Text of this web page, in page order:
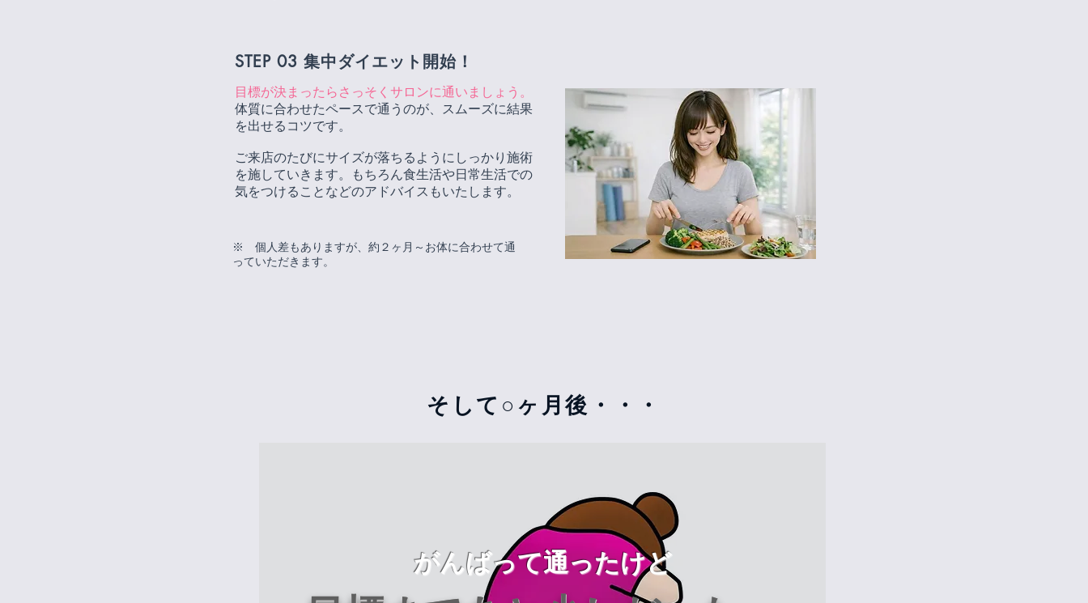
STEP 03 集中ダイエット開始！
目標が決まったらさっそくサロンに通いましょう。
​体質に合わせたペースで通うのが、スムーズに結果
を出せるコツです。
ご来店のたびにサイズが落ちるようにしっかり施術
を施していきます。
もちろん食生活や日常生活での
気をつけることなどのアドバイスもいたします。
※ 個人差もありますが、約２ヶ月～お体に合わせて通
っていただきます。
そして○ヶ月後・・・
がんばって通ったけど